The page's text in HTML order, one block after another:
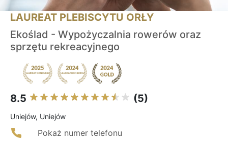
LAUREAT PLEBISCYTU ORŁY
Ekoślad - Wypożyczalnia rowerów oraz
sprzętu rekreacyjnego
8.5 (5)
Uniejów, Uniejów
Pokaż numer telefonu